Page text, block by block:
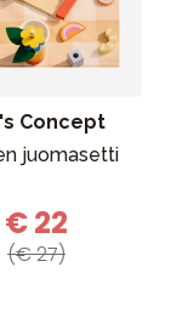
Concept
juomasetti
€ 22
(€ 27)